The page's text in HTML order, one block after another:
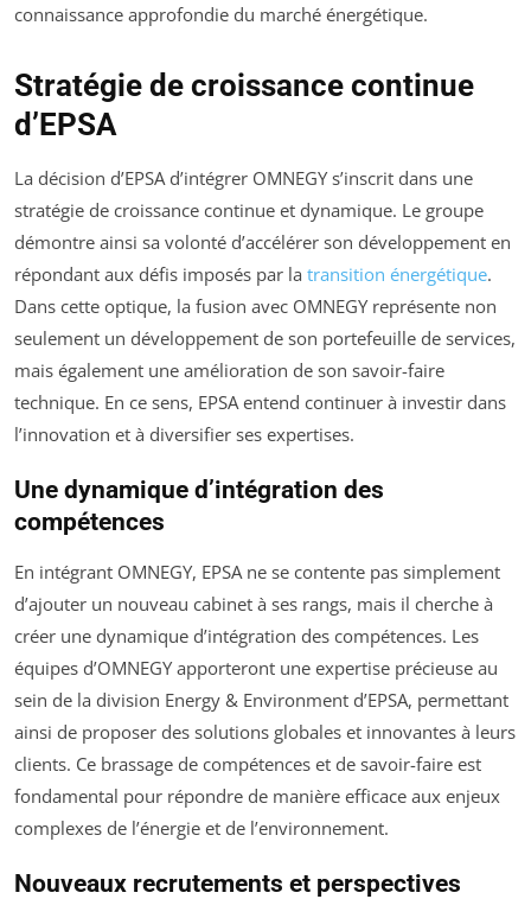
connaissance approfondie du marché énergétique.
Stratégie de croissance continue
d’EPSA
La décision d’EPSA d’intégrer OMNEGY s’inscrit dans une
stratégie de croissance continue et dynamique. Le groupe
démontre ainsi sa volonté d’accélérer son développement en
répondant aux défis imposés par la transition énergétique.
Dans cette optique, la fusion avec OMNEGY représente non
seulement un développement de son portefeuille de services,
mais également une amélioration de son savoir-faire
technique. En ce sens, EPSA entend continuer à investir dans
l’innovation et à diversifier ses expertises.
Une dynamique d’intégration des
compétences
En intégrant OMNEGY, EPSA ne se contente pas simplement
d’ajouter un nouveau cabinet à ses rangs, mais il cherche à
créer une dynamique d’intégration des compétences. Les
équipes d’OMNEGY apporteront une expertise précieuse au
sein de la division Energy & Environment d’EPSA, permettant
ainsi de proposer des solutions globales et innovantes à leurs
clients. Ce brassage de compétences et de savoir-faire est
fondamental pour répondre de manière efficace aux enjeux
complexes de l’énergie et de l’environnement.
Nouveaux recrutements et perspectives